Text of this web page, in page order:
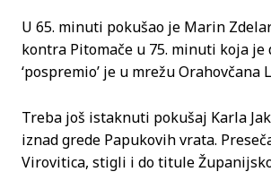
U 65. minuti pokušao je Marin
kontra Pitomače u 75. minuti koja
‘pospremio’ je u mrežu Orahovčana
Treba još istaknuti pokušaj Karla
iznad grede Papukovih vrata.
Virovitica, stigli i do titule